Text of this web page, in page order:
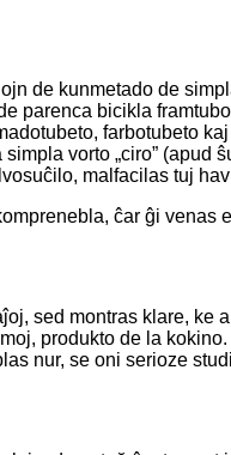
de kunmetado de
parenca bicikla
farbotubeto
vorto „ciro”
malfacilas tuj
ĉar ĝi
sed montras klare,
produkto de la
nur, se oni serioze